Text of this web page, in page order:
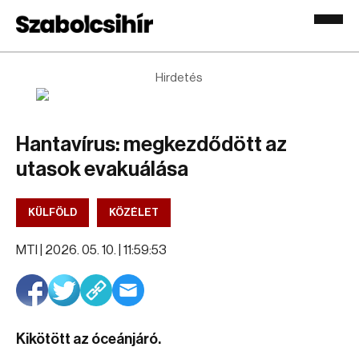
Hirdetés
Hantavírus: megkezdődött az
utasok evakuálása
KÜLFÖLD KÖZÉLET
MTI | 2026. 05. 10. | 11:59:53
Kikötött az óceánjáró.